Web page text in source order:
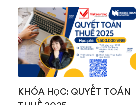
KHÓA HỌC: QUYẾT TOÁN